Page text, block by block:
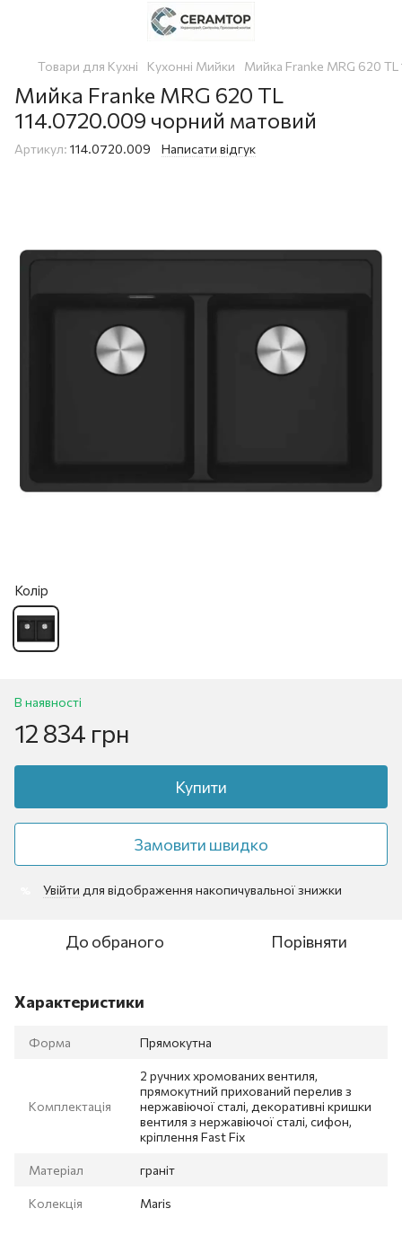
Товари для Кухні Кухонні Мийки Мийка Franke MRG 620
Мийка Franke MRG 620 TL
114.0720.009 чорний матовий
Артикул: 114.0720.009 Написати відгук
Колір
В наявності
12 834 грн
Купити
Замовити швидко
Увійти для відображення накопичувальної знижки
До обраного Порівняти
Характеристики
Форма Прямокутна
Комплектація
2 ручних хромованих вентиля,
прямокутний прихований перелив з
нержавіючої сталі, декоративні кришки
вентиля з нержавіючої сталі, сифон,
кріплення Fast Fix
Матеріал граніт
Колекція Maris